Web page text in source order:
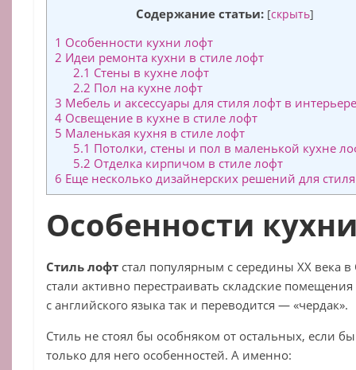
Содержание статьи: [скрыть]
1 Особенности кухни лофт
2 Идеи ремонта кухни в стиле лофт
2.1 Стены в кухне лофт
2.2 Пол на кухне лофт
3 Мебель и аксессуары для стиля лофт в
4 Освещение в кухне в стиле лофт
5 Маленькая кухня в стиле лофт
5.1 Потолки, стены и пол в маленькой кухне
5.2 Отделка кирпичом в стиле лофт
6 Еще несколько дизайнерских решений для
Особенности
Стиль лофт стал популярным с середины ХХ века
стали активно перестраивать складские
с английского языка так и переводится — «чердак».
Стиль не стоял бы особняком от остальных, если
только для него особенностей. А именно: